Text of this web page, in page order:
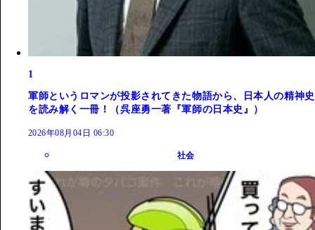
1
軍師というロマンが投影されてきた物語から、日本人の精神史
を読み解く一冊！（呉座勇一著『軍師の日本史』）
2026年08月04日 06:30
社会